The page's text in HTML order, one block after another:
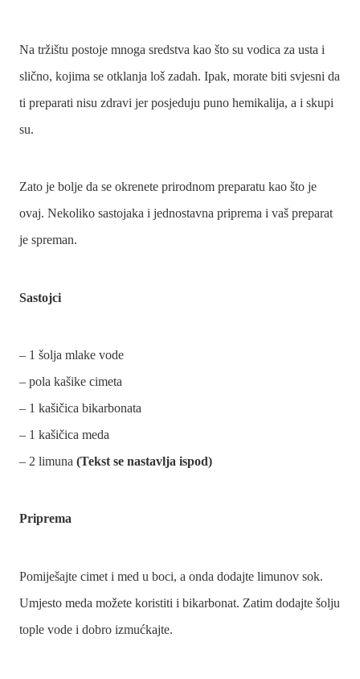
Na tržištu postoje mnoga sredstva kao što su vodica za usta i
slično, kojima se otklanja loš zadah. Ipak, morate biti svjesni da
ti preparati nisu zdravi jer posjeduju puno hemikalija, a i skupi
su.
Zato je bolje da se okrenete prirodnom preparatu kao što je
ovaj. Nekoliko sastojaka i jednostavna priprema i vaš preparat
je spreman.
Sastojci
– 1 šolja mlake vode
– pola kašike cimeta
– 1 kašičica bikarbonata
– 1 kašičica meda
– 2 limuna (Tekst se nastavlja ispod)
Priprema
Pomiješajte cimet i med u boci, a onda dodajte limunov sok.
Umjesto meda možete koristiti i bikarbonat. Zatim dodajte šolju
tople vode i dobro izmućkajte.